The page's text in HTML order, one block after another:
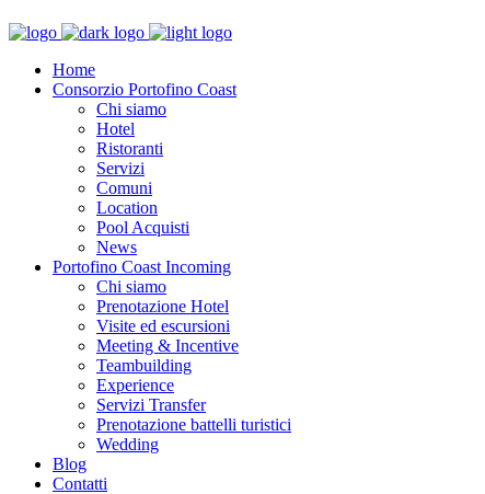
Home
Consorzio Portofino Coast
Chi siamo
Hotel
Ristoranti
Servizi
Comuni
Location
Pool Acquisti
News
Portofino Coast Incoming
Chi siamo
Prenotazione Hotel
Visite ed escursioni
Meeting & Incentive
Teambuilding
Experience
Servizi Transfer
Prenotazione battelli turistici
Wedding
Blog
Contatti